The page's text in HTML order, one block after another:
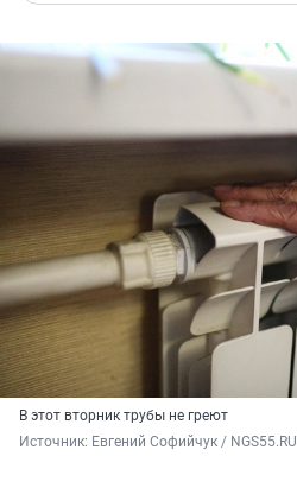
В этот вторник трубы не греют
Источник: Евгений Софийчук / NGS55.RU